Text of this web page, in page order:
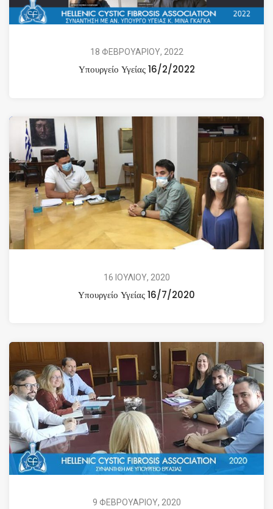
18 ΦΕΒΡΟΥΑΡΙΟΥ, 2022
Υπουργείο Υγείας 16/2/2022
16 ΙΟΥΛΙΟΥ, 2020
Υπουργείο Υγείας 16/7/2020
9 ΦΕΒΡΟΥΑΡΙΟΥ, 2020